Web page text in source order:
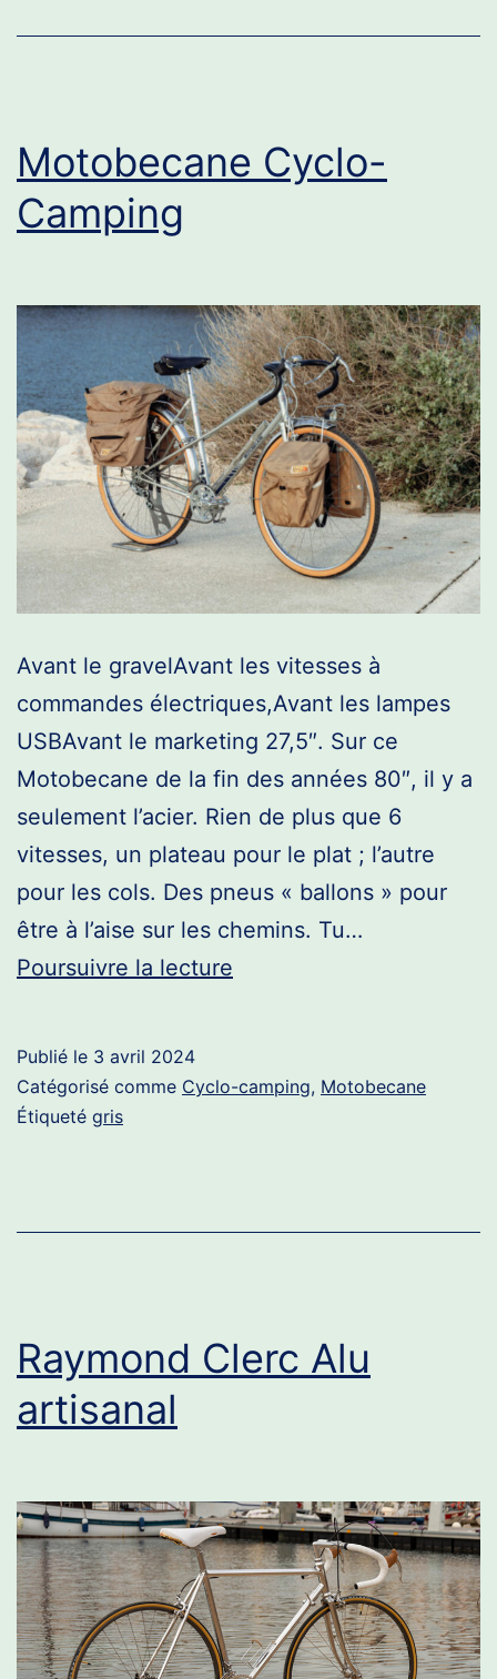
Motobecane Cyclo-
Camping
Avant le gravelAvant les vitesses à
commandes électriques,Avant les lampes
USBAvant le marketing 27,5″. Sur ce
Motobecane de la fin des années 80″, il y a
seulement l’acier. Rien de plus que 6
vitesses, un plateau pour le plat ; l’autre
pour les cols. Des pneus « ballons » pour
être à l’aise sur les chemins. Tu…
Poursuivre la lecture
Publié le 3 avril 2024
Catégorisé comme Cyclo-camping, Motobecane
Étiqueté gris
Raymond Clerc Alu
artisanal